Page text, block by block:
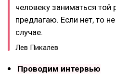
человеку заниматься той
предлагаю. Если нет, то
случае.
Лев Пикалёв
Проводим интервью